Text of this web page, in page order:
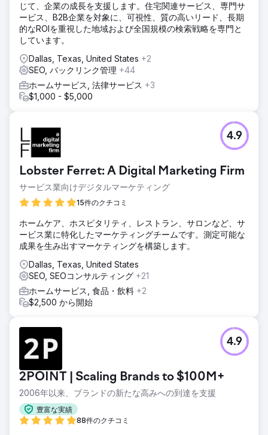
じて、企業の成長を支援します。住宅関連サービス、専門サ
ービス、B2B企業を対象に、可視性、質の高いリード、長期
的なROIを重視した地域および全国規模の検索戦略を専門と
しています。
Dallas, Texas, United States +2
SEO, バックリンク管理 +44
ホームサービス, 法律サービス +3
$1,000 - $5,000
Lobster Ferret: A Digital Marketing Firm
サービス業向けデジタルマーケティング
15件のクチコミ
4.9
ホームケア、ホスピタリティ、レストラン、サロンなど、サ
ービス業に特化したマーケティングチームです。測定可能な
成果を生み出すマーケティングを構築します。
Dallas, Texas, United States
SEO, SEOコンサルティング +21
ホームサービス, 食品・飲料 +2
$2,500 から開始
2POINT | Scaling Brands to $100M+
2006年以来、ブランドの新たな高みへの到達を支援
豊富な実績
88件のクチコミ
4.9